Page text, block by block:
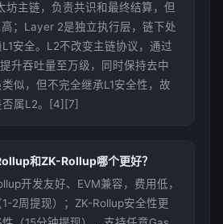
坊主链，负责共识和最终结算，但
；Layer 2是独立执行层，链下处
安全。L2不改变主链协议，通过
升吞吐量至万级，同时保持去中
似，但不完全继承L1安全性，故
否属L2。[4][7]
和ZK-Rollup哪个更好？
开发友好、EVM兼容，费用低，
2周提现）；ZK-Rollup安全性更